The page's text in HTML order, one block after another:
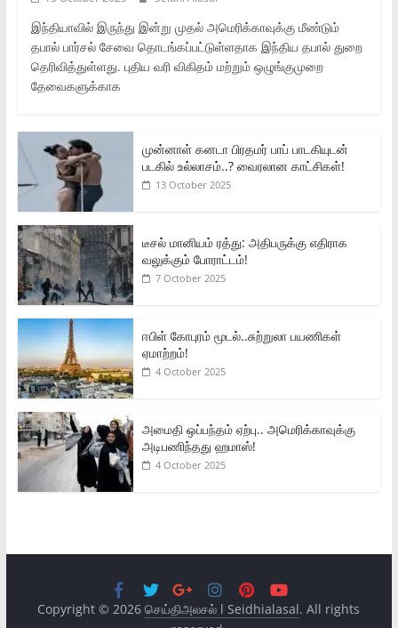
இந்தியாவில் இருந்து இன்று முதல் அமெரிக்காவுக்கு மீண்டும்
தபால் பார்சல் சேவை தொடங்கப்பட்டுள்ளதாக இந்திய தபால் துறை
தெரிவித்துள்ளது. புதிய வரி விகிதம் மற்றும் ஒழுங்குமுறை
தேவைகளுக்காக
முன்னாள் கனடா பிரதமர் பாப் பாடகியுடன்
படகில் உல்லாசம்..? வைரலான காட்சிகள்!
13 October 2025
டீசல் மானியம் ரத்து: அதிபருக்கு எதிராக
வலுக்கும் போராட்டம்!
7 October 2025
ஈபிள் கோபுரம் மூடல்..சுற்றுலா பயணிகள்
ஏமாற்றம்!
4 October 2025
அமைதி ஒப்பந்தம் ஏற்பு.. அமெரிக்காவுக்கு
அடிபணிந்தது ஹமாஸ்!
4 October 2025
Copyright © 2026செய்திஅலசல் l Seidhialasal. All rights